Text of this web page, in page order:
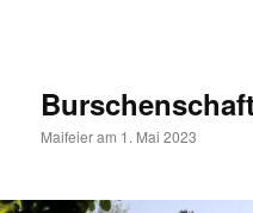
Maifeier am 1. Mai 2023